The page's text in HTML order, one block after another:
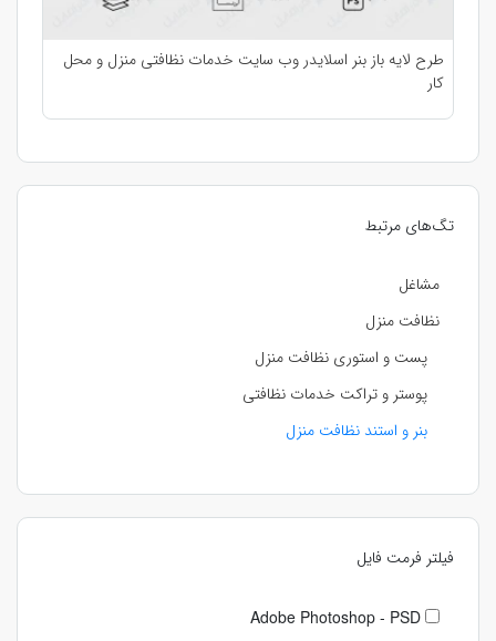
تگ‌های مرتبط
مشاغل
نظافت منزل
پست و استوری نظافت منزل
پوستر و تراکت خدمات نظافتی
بنر و استند نظافت منزل
فیلتر فرمت فایل
Adobe Photoshop - PSD
طرح لایه باز بنر اسلایدر وب سایت خدمات نظافتی منزل و محل
کار